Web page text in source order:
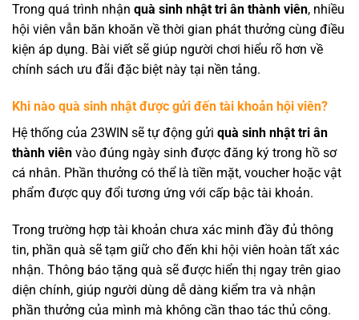
Trong quá trình nhận quà sinh nhật tri ân thành viên, nhiều
hội viên vẫn băn khoăn về thời gian phát thưởng cùng điều
kiện áp dụng. Bài viết sẽ giúp người chơi hiểu rõ hơn về
chính sách ưu đãi đặc biệt này tại nền tảng.
Khi nào quà sinh nhật được gửi đến tài khoản hội viên?
Hệ thống của 23WIN sẽ tự động gửi quà sinh nhật tri ân
thành viên vào đúng ngày sinh được đăng ký trong hồ sơ
cá nhân. Phần thưởng có thể là tiền mặt, voucher hoặc vật
phẩm được quy đổi tương ứng với cấp bậc tài khoản.
Trong trường hợp tài khoản chưa xác minh đầy đủ thông
tin, phần quà sẽ tạm giữ cho đến khi hội viên hoàn tất xác
nhận. Thông báo tặng quà sẽ được hiển thị ngay trên giao
diện chính, giúp người dùng dễ dàng kiểm tra và nhận
phần thưởng của mình mà không cần thao tác thủ công.